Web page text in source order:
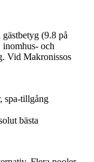
(9.8 på
och
Vid Makronissos
spa-tillgång
bästa